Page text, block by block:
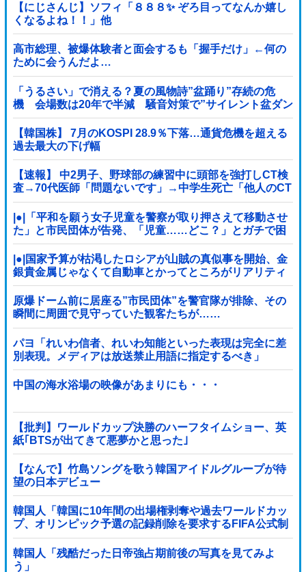
【にじさんじ】ソフィ「８８８✨ ぞろ目ってなんか嬉し
くなるよね！！」他
高市総理、被爆体験者と面会するも「握手だけ」←何の
ために会うんだよ…
「うるさい」で消える？夏の風物詩”盆踊り”存続の危
機 会場数は20年で半減 騒音対策で”サイレント盆ダン
ス”も
【韓国株】 7月のKOSPI 28.9％下落…通貨危機を超える
過去最大の下げ幅
【速報】 中2男子、野球部の練習中に頭部を強打しCT検
査→70代医師「問題ないです」→中学生死亡「他人のCT
画像みてました」
|●|「平和を願う女子児童を警察が取り押さえて移動させ
た」と市民団体が告発、「児童……どこ？」とガチで困
惑する人が続出
|●|国家予算が枯渇したロシアが山賊の真似事を開始、金
銀貴金属じゃなくて自動車とかってところがリアリティ
ありすぎる……
原爆ドーム前に居座る”市民団体”を警官隊が排除、その
瞬間に周囲で見守っていた観客たちが……
パヨ「れいわ信者、れいわ知能といった表現は完全に差
別表現。メディアは放送禁止用語に指定するべき」
中国の海水浴場の映像があまりにも・・・
【批判】ワールドカップ決勝のハーフタイムショー、英
紙｢BTSが出てきて悪夢かと思った｣
【なんで】竹島ソングを歌う韓国アイドルグループが待
望の日本デビュー
韓国人「韓国に10年間の出場権剥奪や過去ワールドカッ
プ、オリンピック予選の記録削除を要求するFIFA公式制
裁を海外メディアが報道！」
韓国人「残酷だった日帝強占期前後の写真を見てみよ
う」